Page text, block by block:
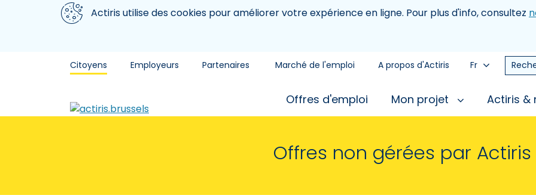
Aller au contenu principal
Nous utilisons des cookiesActiris utilise des cookies pour améliorer votre expérience en ligne. Pour plus d'info, consultez
Citoyens Employeurs Partenaires Marché de l'emploi A propos d'Actiris Fr
Offres d'emploi Mon projet Actiris
Offres non gérées par Actiris